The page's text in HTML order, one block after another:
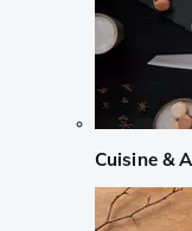
Cuisine &